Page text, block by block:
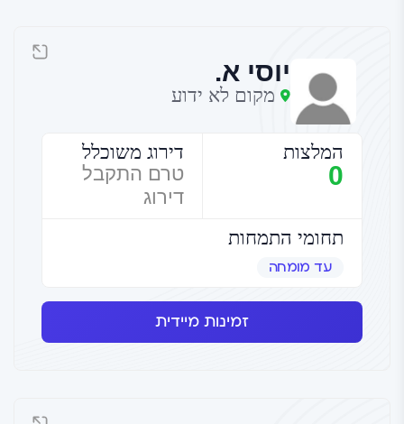
יוסי א.
מקום לא ידוע
המלצות
0
דירוג משוכלל
טרם התקבל
דירוג
תחומי התמחות
עד מומחה
זמינות מיידית